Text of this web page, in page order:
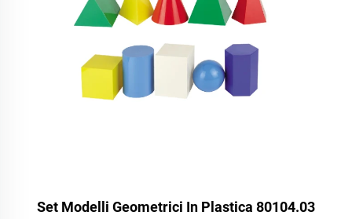
Set Modelli Geometrici In Plastica 80104.03